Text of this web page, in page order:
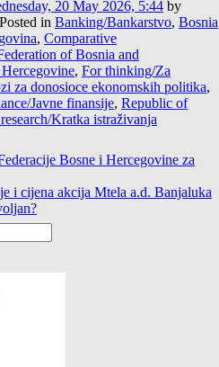
20 May 2026, 5:44 by
Posted in Banking/Bankarstvo, Bosnia
, Comparative
of Bosnia and
, For thinking/Za
za donosioce ekonomskih politika,
Javne finansije, Republic of
Kratka istraživanja
Bosne i Hercegovine za
i cijena akcija Mtela a.d. Banjaluka